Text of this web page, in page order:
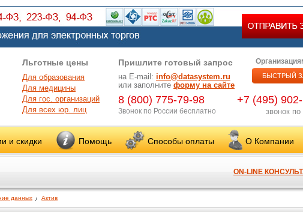
Льготные цены
Для образования
Для медицины
Для гос. организаций
Для всех юр. лиц
Пришлите готовый запрос
на E-mail: info@datasystem.ru
или заполните форму на сайте
8 (800) 775-79-98
Звонок по России бесплатно
БЫСТРЫЙ
+7 (495)
звонок
и скидки Помощь Способы оплаты О Компании
ON-LINE
данных Актив